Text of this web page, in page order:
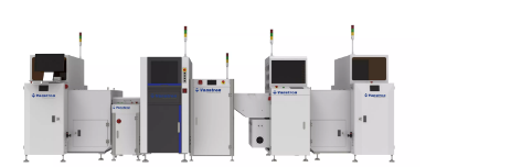
που προσφέρει κορυφαία, παγκόσμιας κλάσης q